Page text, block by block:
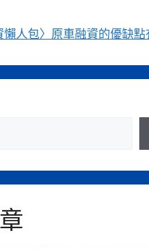
懶人包〉原車融資的優缺點